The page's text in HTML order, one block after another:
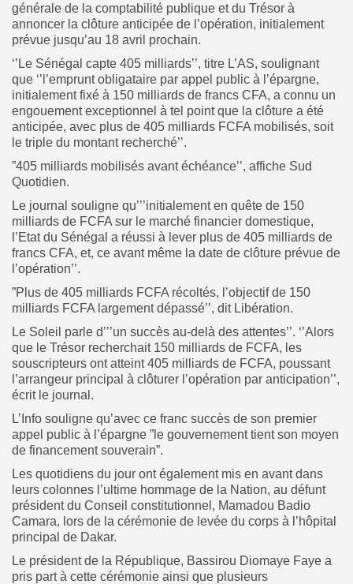
générale de la comptabilité publique et du Trésor à
annoncer la clôture anticipée de l’opération, initialement
prévue jusqu’au 18 avril prochain.
‘’Le Sénégal capte 405 milliards’’, titre L’AS, soulignant
que ‘’l’emprunt obligataire par appel public à l’épargne,
initialement fixé à 150 milliards de francs CFA, a connu un
engouement exceptionnel à tel point que la clôture a été
anticipée, avec plus de 405 milliards FCFA mobilisés, soit
le triple du montant recherché’’.
”405 milliards mobilisés avant échéance’’, affiche Sud
Quotidien.
Le journal souligne qu’’’initialement en quête de 150
milliards de FCFA sur le marché financier domestique,
l’Etat du Sénégal a réussi à lever plus de 405 milliards de
francs CFA, et, ce avant même la date de clôture prévue de
l’opération’’.
”Plus de 405 milliards FCFA récoltés, l’objectif de 150
milliards FCFA largement dépassé’’, dit Libération.
Le Soleil parle d’’’un succès au-delà des attentes’’. ‘’Alors
que le Trésor recherchait 150 milliards de FCFA, les
souscripteurs ont atteint 405 milliards de FCFA, poussant
l’arrangeur principal à clôturer l’opération par anticipation’’,
écrit le journal.
L’Info souligne qu’avec ce franc succès de son premier
appel public à l’épargne ”le gouvernement tient son moyen
de financement souverain”.
Les quotidiens du jour ont également mis en avant dans
leurs colonnes l’ultime hommage de la Nation, au défunt
président du Conseil constitutionnel, Mamadou Badio
Camara, lors de la cérémonie de levée du corps à l’hôpital
principal de Dakar.
Le président de la République, Bassirou Diomaye Faye a
pris part à cette cérémonie ainsi que plusieurs